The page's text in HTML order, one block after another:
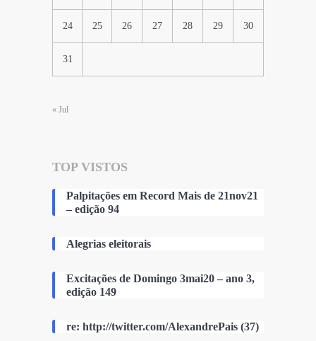
24 25 26 27 28 29 30
31
« Jul
TOP VISTOS
Palpitações em Record Mais de 21nov21
– edição 94
Alegrias eleitorais
Excitações de Domingo 3mai20 – ano 3,
edição 149
re: http://twitter.com/AlexandrePais (37)